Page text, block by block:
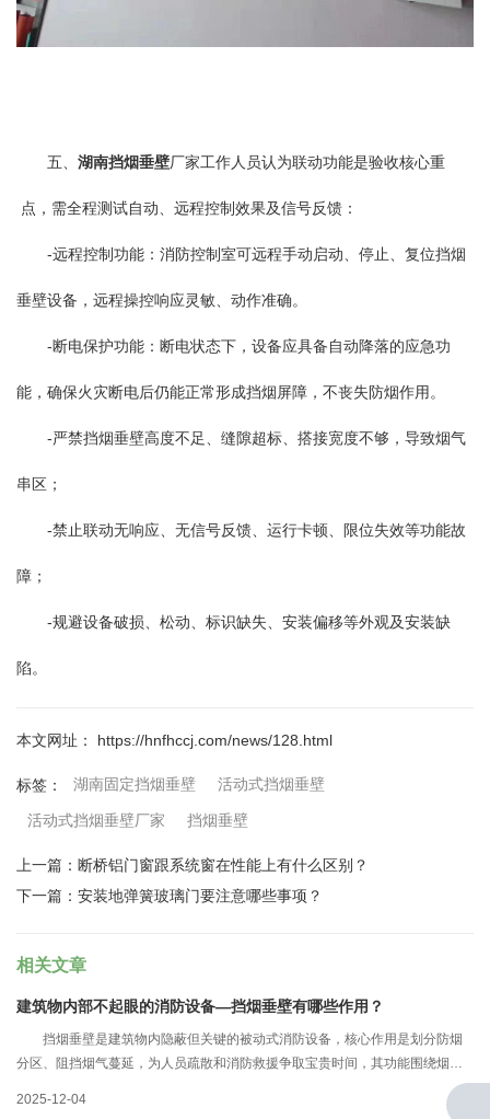
五、 湖南挡烟垂壁厂家工作人员认为联动功能是验收核心重
点，需全程测试自动、远程控制效果及信号反馈：
-远程控制功能：消防控制室可远程手动启动、停止、复位挡烟
垂壁设备，远程操控响应灵敏、动作准确。
-断电保护功能：断电状态下，设备应具备自动降落的应急功
能，确保火灾断电后仍能正常形成挡烟屏障，不丧失防烟作用。
-严禁挡烟垂壁高度不足、缝隙超标、搭接宽度不够，导致烟气
串区；
-禁止联动无响应、无信号反馈、运行卡顿、限位失效等功能故
障；
-规避设备破损、松动、标识缺失、安装偏移等外观及安装缺
陷。
本文网址： https://hnfhccj.com/news/128.html
标签： 湖南固定挡烟垂壁 活动式挡烟垂壁
活动式挡烟垂壁厂家 挡烟垂壁
上一篇： 断桥铝门窗跟系统窗在性能上有什么区别？
下一篇： 安装地弹簧玻璃门要注意哪些事项？
相关文章
建筑物内部不起眼的消防设备—挡烟垂壁有哪些作用？
挡烟垂壁是建筑物内隐蔽但关键的被动式消防设备，核心作用是划分防烟
分区、阻挡烟气蔓延，为人员疏散和消防救援争取宝贵时间，其功能围绕烟气
控制展开，适配建筑火灾场景下的生命安全保障需求，湖南挡烟垂壁批发厂家
2025-12-04